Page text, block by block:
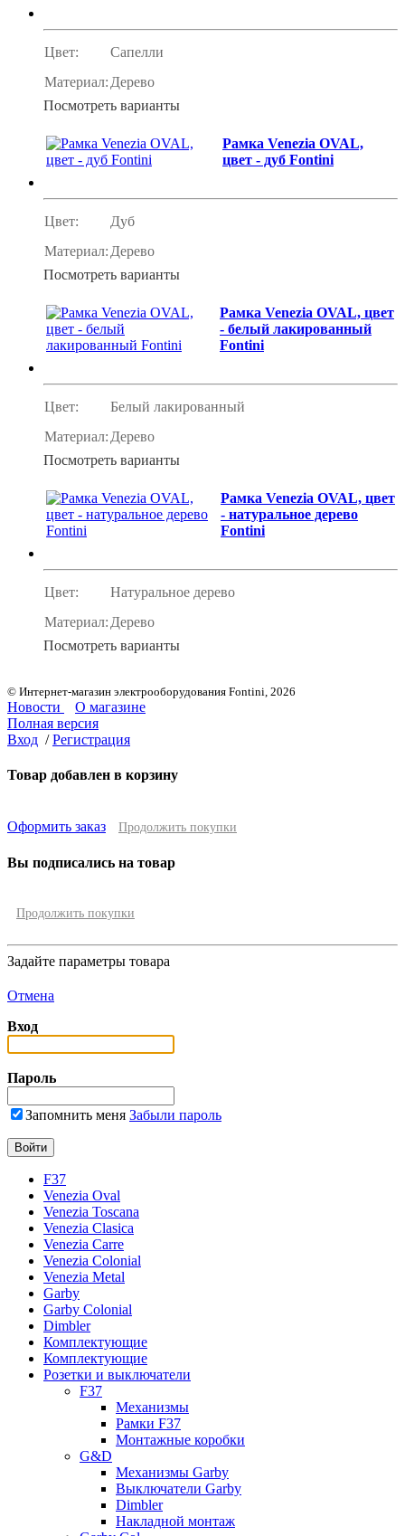
Цвет:
Сапелли
Материал: Дерево
Посмотреть варианты
Рамка Venezia OVAL,
цвет - дуб Fontini
Цвет:
Дуб
Материал: Дерево
Посмотреть варианты
Рамка Venezia OVAL, цвет
- белый лакированный
Fontini
Цвет:
Белый лакированный
Материал: Дерево
Посмотреть варианты
Рамка Venezia OVAL, цвет
- натуральное дерево
Fontini
Цвет:
Натуральное дерево
Материал: Дерево
Посмотреть варианты
© Интернет-магазин электрооборудования Fontini, 2026
Новости
О магазине
Полная версия
Вход / Регистрация
Товар добавлен в корзину
Оформить заказ Продолжить покупки
Вы подписались на товар
Продолжить покупки
Задайте параметры товара
Отмена
Вход
Пароль
Запомнить меня Забыли пароль
F37
Venezia Oval
Venezia Toscana
Venezia Clasica
Venezia Carre
Venezia Colonial
Venezia Metal
Garby
Garby Colonial
Dimbler
Комплектующие
Комплектующие
Розетки и выключатели
F37
Механизмы
Рамки F37
Монтажные коробки
G&D
Механизмы Garby
Выключатели Garby
Dimbler
Накладной монтаж